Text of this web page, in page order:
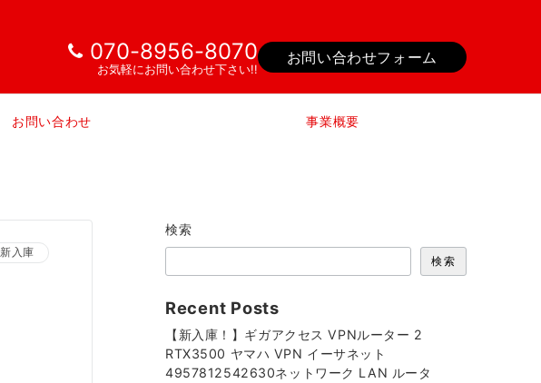
070-8956-8070
お気軽にお問い合わせ下さい!!
お問い合わせフォーム
お問い合わせ 事業概要
新入庫
検索
検索
Recent Posts
【新入庫！】ギガアクセス VPNルーター 2
RTX3500 ヤマハ VPN イーサネット
4957812542630ネットワーク LAN ルータ